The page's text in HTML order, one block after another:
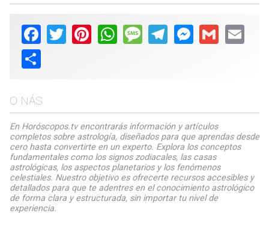
Facebook
Twitter PinterestWhatsAppMessageTelegramMessenger
Gmail Email
Share
O NÁS
En Horóscopos.tv encontrarás información y artículos
completos sobre astrología, diseñados para que aprendas desde
cero hasta convertirte en un experto. Explora los conceptos
fundamentales como los signos zodiacales, las casas
astrológicas, los aspectos planetarios y los fenómenos
celestiales. Nuestro objetivo es ofrecerte recursos accesibles y
detallados para que te adentres en el conocimiento astrológico
de forma clara y estructurada, sin importar tu nivel de
experiencia.